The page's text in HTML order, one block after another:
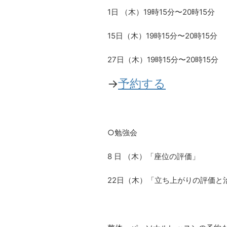
1日 （木）19時15分〜20時15分
15日（木）19時15分〜20時15分
27日（木）19時15分〜20時15分
→予約する
○勉強会
8 日 （木）「座位の評価」
22日（木）「立ち上がりの評価と